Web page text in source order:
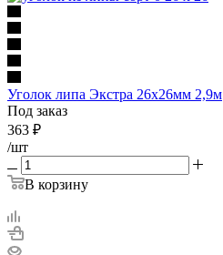
Уголок липа Экстра 26х26мм 2,9м
Под заказ
363 ₽
/шт
В корзину